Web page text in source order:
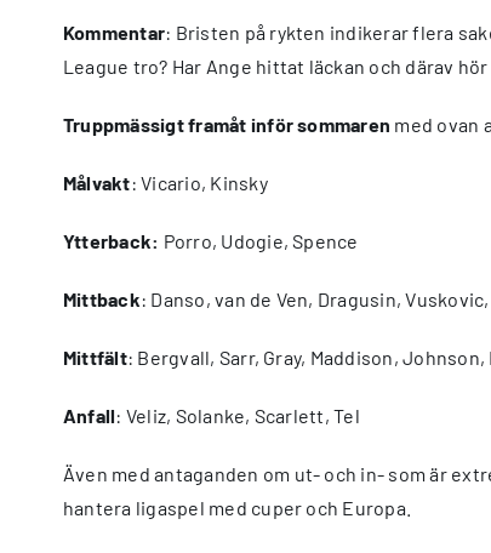
Kommentar: Bristen på rykten indikerar flera
League tro? Har Ange hittat läckan och därav
Truppmässigt framåt inför sommaren med ovan
Målvakt: Vicario, Kinsky
Ytterback: Porro, Udogie, Spence
Mittback: Danso, van de Ven, Dragusin,
Mittfält: Bergvall, Sarr, Gray, Maddison,
Anfall: Veliz, Solanke, Scarlett, Tel
Även med antaganden om ut- och in- som är
hantera ligaspel med cuper och Europa.